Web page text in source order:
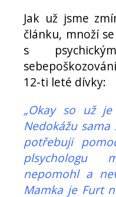
Jak už jsme
článku, množí
s
12-ti leté dívky:
„Okay so už
Nedokážu
potřebuji
plsychologu
nepomohl a
Mamka je Furt